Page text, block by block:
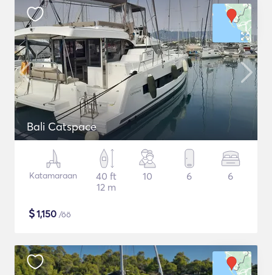
Bali Catspace
Katamaraan
40 ft
12 m
10 6 6
$1,150 /öö